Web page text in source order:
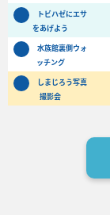
トビハゼにエサ
をあげよう
水族館裏側ウォ
ッチング
しまじろう写真
撮影会